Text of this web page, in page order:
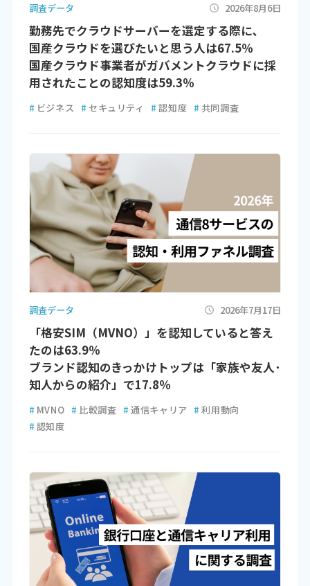
調査データ 2026年8月6日
勤務先でクラウドサーバーを選定する際に､
国産クラウドを選びたいと思う人は67.5％
国産クラウド事業者がガバメントクラウドに採
用されたことの認知度は59.3％
# ビジネス # セキュリティ # 認知度 # 共同調査
調査データ 2026年7月17日
「格安SIM（MVNO）」を認知していると答え
たのは63.9％
ブランド認知のきっかけトップは「家族や友人･
知人からの紹介」で17.8％
# MVNO # 比較調査 # 通信キャリア # 利用動向
# 認知度